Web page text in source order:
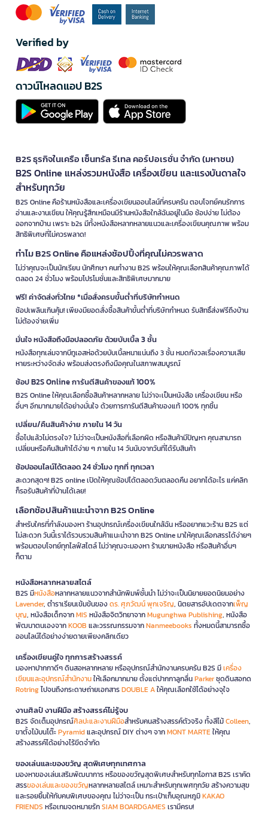
Verified by
ดาวน์โหลดแอป B2S
B2S ธุรกิจในเครือ เซ็นทรัล รีเทล คอร์ปอเรชั่น จำกัด (มหาชน)
B2S Online แหล่งรวมหนังสือ เครื่องเขียน และแรงบันดาลใจ
สำหรับทุกวัย
B2S Online คือร้านหนังสือและเครื่องเขียนออนไลน์ที่ครบครัน ตอบโจทย์คนรักการ
อ่านและงานเขียน ให้คุณรู้สึกเหมือนมีร้านหนังสือใกล้ฉันอยู่ในมือ ช้อปง่าย ไม่ต้อง
ออกจากบ้าน เพราะ b2s มีทั้งหนังสือหลากหลายแนวและเครื่องเขียนคุณภาพ พร้อม
สิทธิพิเศษที่ไม่ควรพลาด!
ทำไม B2S Online คือแหล่งช้อปปิ้งที่คุณไม่ควรพลาด
ไม่ว่าคุณจะเป็นนักเรียน นักศึกษา คนทำงาน B2S พร้อมให้คุณเลือกสินค้าคุณภาพได้
ตลอด 24 ชั่วโมง พร้อมโปรโมชั่นและสิทธิพิเศษมากมาย
ฟรี! ค่าจัดส่งทั่วไทย *เมื่อสั่งครบขั้นต่ำที่บริษัทกำหนด
ช้อปเพลินเกินคุ้ม! เพียงมียอดสั่งซื้อสินค้าขั้นต่ำที่บริษัทกำหนด รับสิทธิ์ส่งฟรีถึงบ้าน
ไม่ต้องจ่ายเพิ่ม
มั่นใจ หนังสือถึงมือปลอดภัย ด้วยบับเบิ้ล 3 ชั้น
หนังสือทุกเล่มจากบีทูเอสห่อด้วยบับเบิ้ลหนาแน่นถึง 3 ชั้น หมดกังวลเรื่องความเสีย
หายระหว่างจัดส่ง พร้อมส่งตรงถึงมือคุณในสภาพสมบูรณ์
ช้อป B2S Online การันตีสินค้าของแท้ 100%
B2S Online ให้คุณเลือกซื้อสินค้าหลากหลาย ไม่ว่าจะเป็นหนังสือ เครื่องเขียน หรือ
อื่นๆ อีกมากมายได้อย่างมั่นใจ ด้วยการการันตีสินค้าของแท้ 100% ทุกชิ้น
เปลี่ยน/คืนสินค้าง่าย ภายใน 14 วัน
ซื้อไปแล้วไม่ตรงใจ? ไม่ว่าจะเป็นหนังสือที่เลือกผิด หรือสินค้ามีปัญหา คุณสามารถ
เปลี่ยนหรือคืนสินค้าได้ง่าย ๆ ภายใน 14 วันนับจากวันที่ได้รับสินค้า
ช้อปออนไลน์ได้ตลอด 24 ชั่วโมง ทุกที่ ทุกเวลา
สะดวกสุดๆ! B2S online เปิดให้คุณช้อปได้ตลอดวันตลอดคืน อยากได้อะไร แค่คลิก
ก็รอรับสินค้าที่บ้านได้เลย!
เลือกช้อปสินค้าแนะนำจาก B2S Online
สำหรับใครที่กำลังมองหา ร้านอุปกรณ์เครื่องเขียนใกล้ฉัน หรืออยากแวะร้าน B2S แต่
ไม่สะดวก วันนี้เราได้รวบรวมสินค้าแนะนำจาก B2S Online มาให้คุณเลือกสรรได้ง่ายๆ
พร้อมตอบโจทย์ทุกไลฟ์สไตล์ ไม่ว่าคุณจะมองหา ร้านขายหนังสือ หรือสินค้าอื่นๆ
ก็ตาม
หนังสือหลากหลายสไตล์
B2S มีหนังสือหลากหลายแนวจากสำนักพิมพ์ชั้นนำ ไม่ว่าจะเป็นนิยายยอดนิยมอย่าง
Lavender, ตำราเรียนเข้มข้นของดร. ศุภวัฒน์ พุกเจริญ, นิตยสารอัปเดตจากเพ็ญ
บุญ, หนังสือเด็กจากMIS หนังสือจิตวิทยาจากMugunghwa Publishing, หนังสือ
พัฒนาตนเองจากKOOB และวรรณกรรมจากNanmeebooks ทั้งหมดนี้สามารถซื้อ
ออนไลน์ได้อย่างง่ายดายเพียงคลิกเดียว
เครื่องเขียนคู่ใจ ทุกการสร้างสรรค์
มองหาปากกาดีๆ ดินสอหลากหลาย หรืออุปกรณ์สำนักงานครบครัน B2S มีเครื่อง
เขียนและอุปกรณ์สำนักงานให้เลือกมากมาย ตั้งแต่ปากกาลูกลื่นParkerชุดดินสอกด
Rotringไปจนถึงกระดาษถ่ายเอกสารDOUBLE Aให้คุณเลือกใช้ได้อย่างจุใจ
งานศิลป์ งานฝีมือ สร้างสรรค์ไม่รู้จบ
B2S จัดเต็มอุปกรณ์ศิลปะและงานฝีมือสำหรับคนสร้างสรรค์ตัวจริง ทั้งสีไม้Colleen,
ขาตั้งไม้บนโต๊ะPyramidและอุปกรณ์ DIY ต่างๆ จากMONT MARTEให้คุณ
สร้างสรรค์ได้อย่างไร้ขีดจำกัด
ของเล่นและของขวัญ สุดพิเศษทุกเทศกาล
มองหาของเล่นเสริมพัฒนาการ หรือของขวัญสุดพิเศษสำหรับทุกโอกาส B2S เราคัด
สรรของเล่นและของขวัญหลากหลายสไตล์ เหมาะสำหรับทุกเพศทุกวัย สร้างความสุข
และรอยยิ้มให้กับคนพิเศษของคุณ ไม่ว่าจะเป็น กระเป๋าเก็บอุณหภูมิKAKAO
FRIENDS หรือเกมจดหมายรักSIAM BOARDGAMES เรามีครบ!